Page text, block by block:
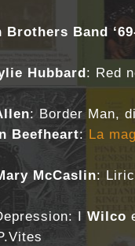
Brothers Band
Hubbard: Red
: Border Man,
Beefheart: La
McCaslin:
I Wilco